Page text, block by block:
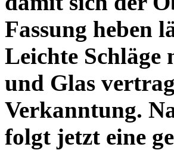
Fassung heben
Leichte Schläge
und Glas
Verkanntung.
folgt jetzt eine